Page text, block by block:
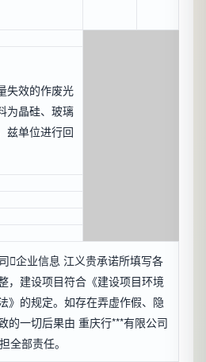
失效的作废光
为晶硅、玻璃
兹单位进行回
企业信息 江义贵承诺所填写各
，建设项目符合《建设项目环境
》的规定。如存在弄虚作假、隐
的一切后果由 重庆行***有限公司
全部责任。